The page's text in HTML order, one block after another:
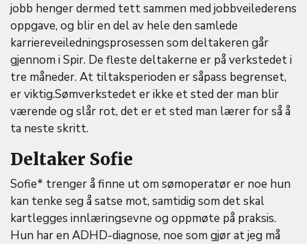
jobb henger dermed tett sammen med jobbveilederens
oppgave, og blir en del av hele den samlede
karriereveiledningsprosessen som deltakeren går
gjennom i Spir. De fleste deltakerne er på verkstedet i
tre måneder. At tiltaksperioden er såpass begrenset,
er viktig.Sømverkstedet er ikke et sted der man blir
værende og slår rot, det er et sted man lærer for så å
ta neste skritt.
Deltaker Sofie
Sofie* trenger å finne ut om sømoperatør er noe hun
kan tenke seg å satse mot, samtidig som det skal
kartlegges innlæringsevne og oppmøte på praksis.
Hun har en ADHD-diagnose, noe som gjør at jeg må